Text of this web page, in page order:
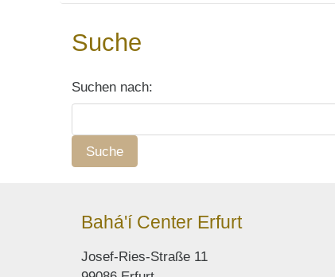
Suche
Suchen nach:
Bahá'í Center Erfurt
Josef-Ries-Straße 11